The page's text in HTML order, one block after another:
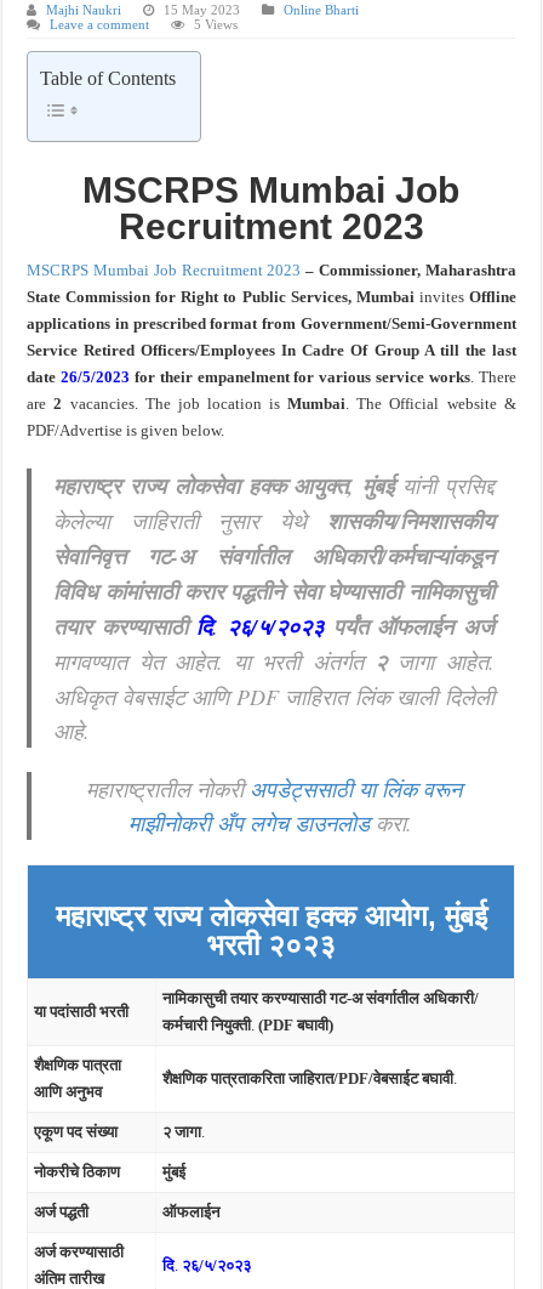
Majhi Naukri 15 May 2023
Online Bharti
Leave a comment
5 Views
Table of Contents
MSCRPS MumbaiJob
Recruitment 2023
MSCRPS Mumbai Job Recruitment 2023 – Commissioner, Maharashtra
State Commission for Right to Public Services, Mumbai invites Offline
applications in prescribed format from Government/Semi-Government
Service Retired Officers/Employees In Cadre Of Group A till the last
date26/5/2023 for their empanelment for various service works. There
are2 vacancies. The job location is Mumbai. The Official website &
PDF/Advertise is given below.
महाराष्ट्र राज्य लोकसेवा हक्क आयुक्त, मुंबई यांनी प्रसिद्द
केलेल्या जाहिराती नुसार येथे शासकीय/निमशासकीय
सेवानिवृत्त गट-अ संवर्गातील अधिकारी/कर्मचाऱ्यांकडून
विविध कांमांसाठी करार पद्धतीने सेवा घेण्यासाठी नामिकासुची
तयार करण्यासाठीदि. २६/५/२०२३ पर्यंत ऑफलाईन अर्ज
मागवण्यात येत आहेत. या भरती अंतर्गत २जागा आहेत.
अधिकृत वेबसाईट आणि PDF जाहिरात लिंक खाली दिलेली
आहे.
महाराष्ट्रातील नोकरीअपडेट्ससाठी या लिंक वरून
माझीनोकरी अँप लगेच डाउनलोडकरा.
महाराष्ट्र राज्य लोकसेवा हक्क आयोग, मुंबई
भरती २०२३
या पदांसाठी भरती
नामिकासुची तयार करण्यासाठी गट-अ संवर्गातील अधिकारी/
कर्मचारी नियुक्ती. (PDF बघावी)
शैक्षणिक पात्रता
आणि अनुभव
शैक्षणिक पात्रताकरिता जाहिरात/PDF/वेबसाईट बघावी.
एकूण पद संख्या २ जागा.
नोकरीचे ठिकाण मुंबई
अर्ज पद्धती ऑफलाईन
अर्ज करण्यासाठी
अंतिम तारीख
दि. २६/५/२०२३